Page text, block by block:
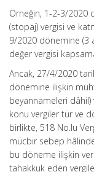
Örneğin, 1-2-3/2020
(stopaj) vergisi ve
9/2020 dönemine (3
değer vergisi
Ancak, 27/4/2020
dönemine ilişkin
beyannameleri
konu vergiler tür ve
birlikte, 518 No.lu
mücbir sebep
bu döneme ilişkin
tahakkuk eden